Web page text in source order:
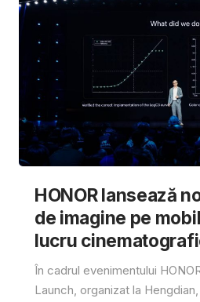
HONOR lansează
de imagine pe
lucru
În cadrul evenimentului
Launch, organizat la